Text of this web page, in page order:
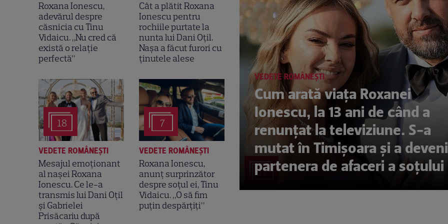
Roxana Ionescu,
adevărul despre
căsnicia cu Tinu
Vidaicu. „Nu cred că
există o relație
perfectă”
Cât a plătit Roxana
Ionescu pentru
rochiile purtate la
nunta lui Dani Oțil.
Nașa a făcut furori cu
ținutele alese
18
VEDETE ROMÂNEŞTI
Mesajul emoționant
al nașei Roxana
Ionescu. Ce le-a
transmis lui Dani Oțil
și Gabrielei
Prisăcariu după
7
VEDETE ROMÂNEŞTI
Roxana Ionescu,
anunț surprinzător
despre soțul ei, Tinu
Vidaicu. „O să fim
puțin despărțiți”
12
VEDETE ROMÂNEŞTI
Cum arată viața Roxanei
Ionescu, la 13 ani de când a
renunțat la televiziune. S-a
mutat în Timișoara și a
partenera de afaceri a soțului